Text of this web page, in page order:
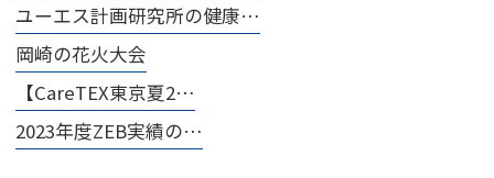
ユーエス計画研究所の健康…
岡崎の花火大会
【CareTEX東京夏2…
2023年度ZEB実績の…